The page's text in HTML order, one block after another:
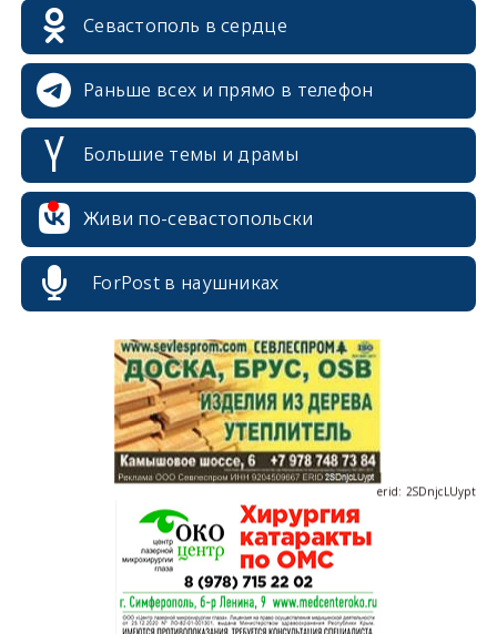
Севастополь в сердце
Раньше всех и прямо в телефон
Большие темы и драмы
Живи по-севастопольски
ForPost в наушниках
erid: 2SDnjcrDNw6
erid: 2SDnjcLUypt